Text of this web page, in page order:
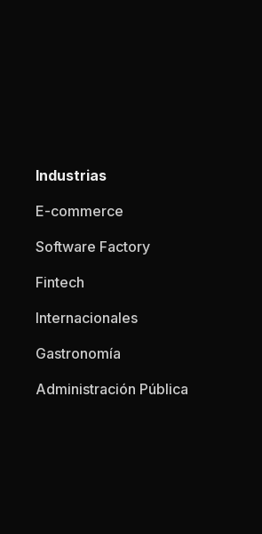
Industrias
E-commerce
Software Factory
Fintech
Internacionales
Gastronomía
Administración Pública